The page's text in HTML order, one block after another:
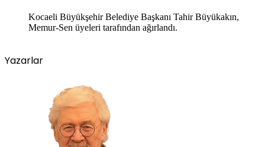
Kocaeli Büyükşehir Belediye Başkanı Tahir Büyükakın,
Memur-Sen üyeleri tarafından ağırlandı.
Yazarlar